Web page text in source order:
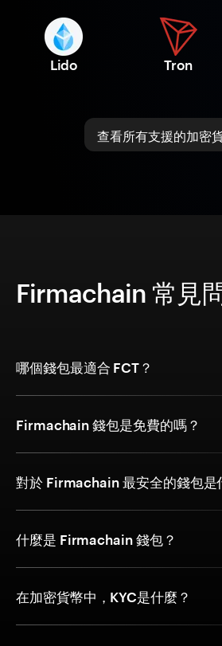
Lido Tron
查看所有支援的加密
Firmachain 常見
哪個錢包最適合 FCT？
Firmachain 錢包是免費的嗎？
對於 Firmachain 最安全的錢包是
什麼是 Firmachain 錢包？
在加密貨幣中，KYC是什麼？